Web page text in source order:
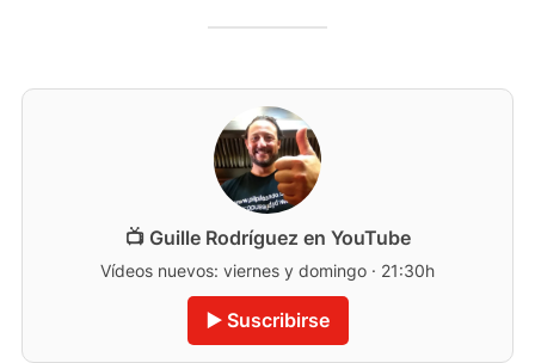
📺 Guille Rodríguez en YouTube
Vídeos nuevos: viernes y domingo · 21:30h
▶️ Suscribirse